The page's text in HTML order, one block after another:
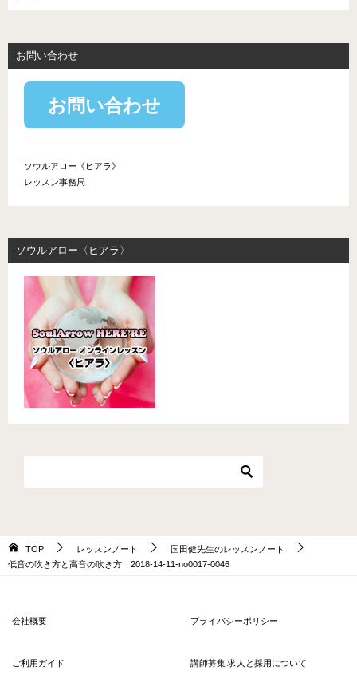
お問い合わせ
お問い合わせ
ソウルアロー《ヒアラ》
レッスン事務局
ソウルアロー〈ヒアラ〉
TOP レッスンノート
国田健先生のレッスンノート
低音の吹き方と高音の吹き方 2018-14-11-no0017-0046
会社概要 プライバシーポリシー
ご利用ガイド 講師募集 求人と採用について